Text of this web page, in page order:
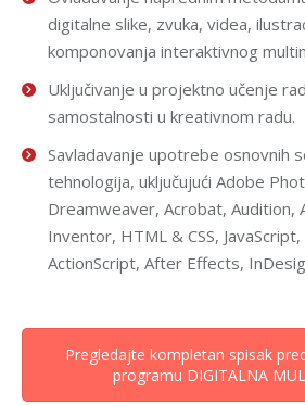
digitalne slike, zvuka, videa,
komponovanja interaktivnog
Uključivanje u projektno učenje
samostalnosti u kreativnom radu.
Savladavanje upotrebe osnovnih
tehnologija, uključujući Adobe
Dreamweaver, Acrobat, Audition,
Inventor, HTML & CSS,
ActionScript, After Effects,
Pregledajte kompletan spisak
programu DIGITALNA